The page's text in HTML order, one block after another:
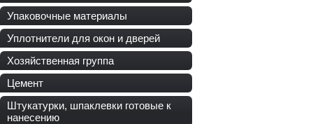
Упаковочные материалы
Уплотнители для окон и дверей
Хозяйственная группа
Цемент
Штукатурки, шпаклевки готовые к
нанесению